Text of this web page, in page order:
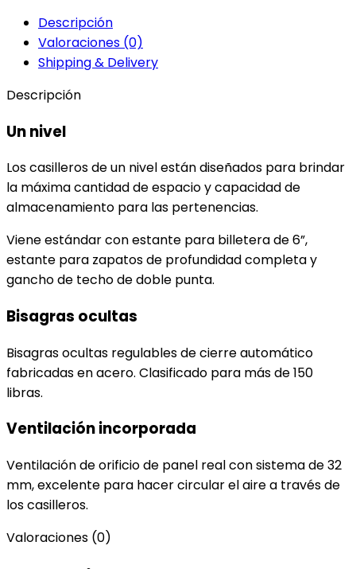
Descripción
Valoraciones (0)
Shipping & Delivery
Descripción
Un nivel
Los casilleros de un nivel están diseñados para brindar
la máxima cantidad de espacio y capacidad de
almacenamiento para las pertenencias.
Viene estándar con estante para billetera de 6”,
estante para zapatos de profundidad completa y
gancho de techo de doble punta.
Bisagras ocultas
Bisagras ocultas regulables de cierre automático
fabricadas en acero. Clasificado para más de 150
libras.
Ventilación incorporada
Ventilación de orificio de panel real con sistema de 32
mm, excelente para hacer circular el aire a través de
los casilleros.
Valoraciones (0)